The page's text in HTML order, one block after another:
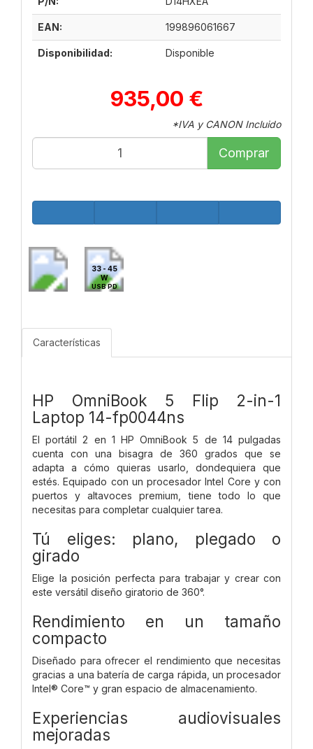
EAN: 199896061667
Disponibilidad: Disponible
935,00 €
*IVA y CANON Incluido
Comprar
33 - 45
W
USB PD
Características
HP OmniBook 5 Flip 2-in-1
Laptop 14-fp0044ns
El portátil 2 en 1 HP OmniBook 5 de 14 pulgadas
cuenta con una bisagra de 360 grados que se
adapta a cómo quieras usarlo, dondequiera que
estés. Equipado con un procesador Intel Core y con
puertos y altavoces premium, tiene todo lo que
necesitas para completar cualquier tarea.
Tú eliges: plano, plegado o
girado
Elige la posición perfecta para trabajar y crear con
este versátil diseño giratorio de 360°.
Rendimiento en un tamaño
compacto
Diseñado para ofrecer el rendimiento que necesitas
gracias a una batería de carga rápida, un procesador
Intel® Core™ y gran espacio de almacenamiento.
Experiencias audiovisuales
mejoradas